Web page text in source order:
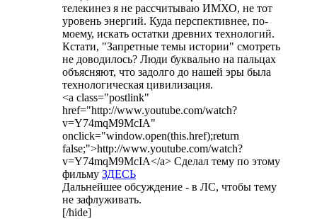
телекинез я не рассчитываю ИМХО, не тот
уровень энергий. Куда перспективнее, по-
моему, искать остатки древних технологий.
Кстати, "Запретные темы истории" смотреть
не доводилось? Люди буквально на пальцах
объясняют, что задолго до нашей эры была
технологическая цивилизация.
<a class="postlink"
href="http://www.youtube.com/watch?
v=Y74mqM9McIA"
onclick="window.open(this.href);return
false;">http://www.youtube.com/watch?
v=Y74mqM9McIA</a> Сделал тему по этому
фильму ЗДЕСЬ
Дальнейшее обсуждение - в ЛС, чтобы тему
не зафлуживать.
[/hide]